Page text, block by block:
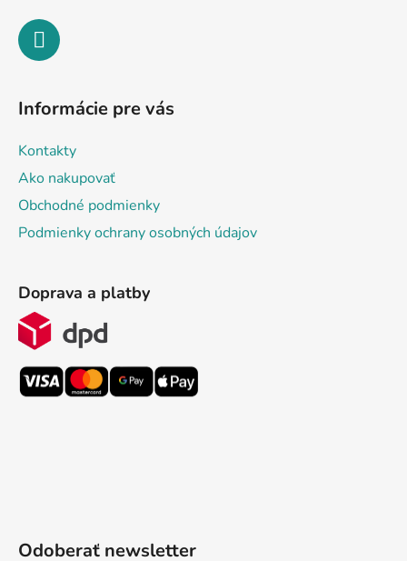
Informácie pre vás
Kontakty
Ako nakupovať
Obchodné podmienky
Podmienky ochrany osobných údajov
Doprava a platby
Odoberať newsletter